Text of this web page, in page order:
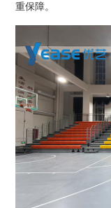
重保障。